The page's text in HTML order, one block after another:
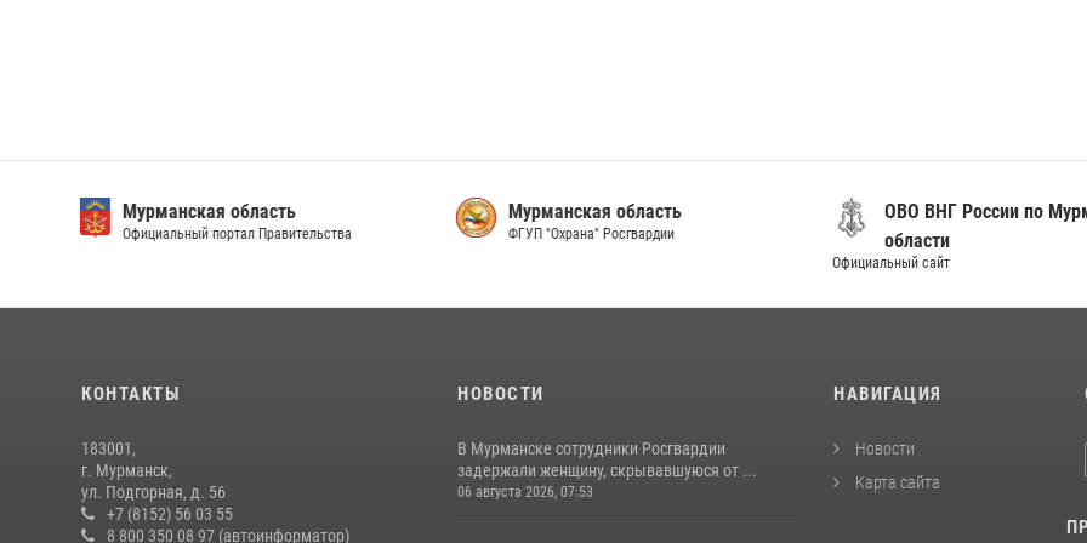
Мурманская область
Официальный портал Правительства
Мурманская область
ФГУП "Охрана" Росгвардии
ОВО ВНГ России по
области
Официальный сайт
КОНТАКТЫ
183001,
г. Мурманск,
ул. Подгорная, д. 56
+7 (8152) 56 03 55
8 800 350 08 97 (автоинформатор)
НОВОСТИ
В Мурманске сотрудники Росгвардии
задержали женщину, скрывавшуюся от ...
06 августа 2026, 07:53
НАВИГАЦИЯ
Новости
Карта сайта